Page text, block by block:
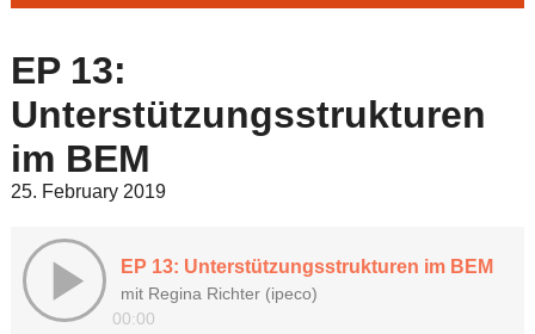
EP 13:
Unterstützungsstrukturen
im BEM
25. February 2019
EP 13: Unterstützungsstrukturen im BEM
mit Regina Richter (ipeco)
00:00